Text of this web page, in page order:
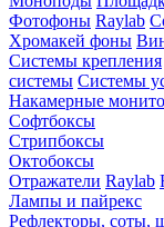
Фотофоны Raylab
Хромакей фоны
Системы крепления
системы Системы
Накамерные
Софтбоксы
Стрипбоксы
Октобоксы
Отражатели Raylab
Лампы и пайрекс
Рефлекторы, соты,